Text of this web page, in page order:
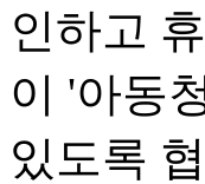
인하고
이 '아동
있도록